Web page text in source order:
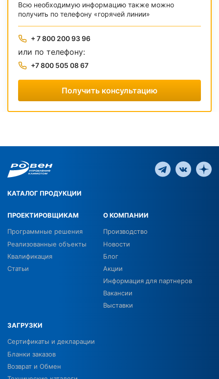
Всю необходимую информацию также можно
получить по телефону «горячей линии»
+ 7 800 200 93 96
или по телефону:
+7 800 505 08 67
Получить консультацию
КАТАЛОГ ПРОДУКЦИИ
ПРОЕКТИРОВЩИКАМ
Программные решения
Реализованные объекты
Квалификация
Статьи
О КОМПАНИИ
Производство
Новости
Блог
Акции
Информация для партнеров
Вакансии
Выставки
ЗАГРУЗКИ
Сертификаты и декларации
Бланки заказов
Возврат и Обмен